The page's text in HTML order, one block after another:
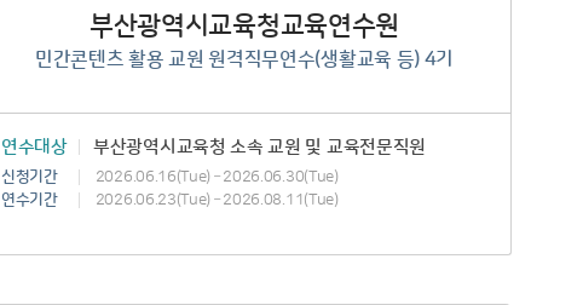
부산광역시교육청교육연수원
민간콘텐츠 활용 교원 원격직무연수(생활교육 등) 4기
연수대상 부산광역시교육청 소속 교원 및 교육전문직원
신청기간
2026.06.16(Tue) – 2026.06.30(Tue)
연수기간
2026.06.23(Tue) – 2026.08.11(Tue)